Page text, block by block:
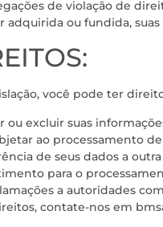
de violação de
adquirida ou fundida,
você pode ter
ou excluir suas
ao processamento
de seus dados a
para o
a autoridades
contate-nos em